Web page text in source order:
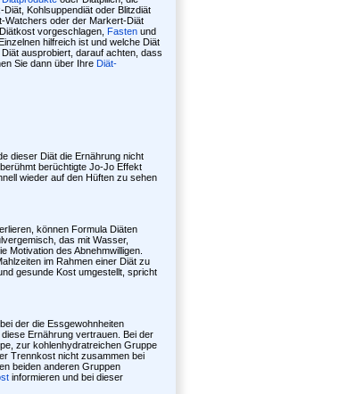
Kohlsuppendiät oder Blitzdiät
Watchers oder der Markert-Diät
vorgeschlagen, Fastenund
hilfreich ist und welche Diät
ausprobiert, darauf achten, dass
Sie dann über Ihre Diät-
dieser Diät die Ernährung nicht
berüchtigte Jo-Jo Effekt
wieder auf den Hüften zu sehen
können Formula Diäten
das mit Wasser,
Motivation des Abnehmwilligen.
im Rahmen einer Diät zu
gesunde Kost umgestellt, spricht
der die Essgewohnheiten
Ernährung vertrauen. Bei der
zur kohlenhydratreichen Gruppe
Trennkost nicht zusammen bei
beiden anderen Gruppen
informieren und bei dieser